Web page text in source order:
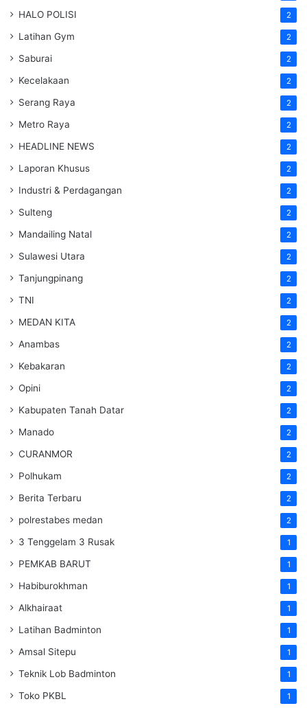
HALO POLISI 2
Latihan Gym 2
Saburai 2
Kecelakaan 2
Serang Raya 2
Metro Raya 2
HEADLINE NEWS 2
Laporan Khusus 2
Industri & Perdagangan 2
Sulteng 2
Mandailing Natal 2
Sulawesi Utara 2
Tanjungpinang 2
TNI 2
MEDAN KITA 2
Anambas 2
Kebakaran 2
Opini 2
Kabupaten Tanah Datar 2
Manado 2
CURANMOR 2
Polhukam 2
Berita Terbaru 2
polrestabes medan 2
3 Tenggelam 3 Rusak 1
PEMKAB BARUT 1
Habiburokhman 1
Alkhairaat 1
Latihan Badminton 1
Amsal Sitepu 1
Teknik Lob Badminton 1
Toko PKBL 1